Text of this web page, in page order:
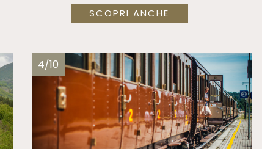
SCOPRI ANCHE
4/10